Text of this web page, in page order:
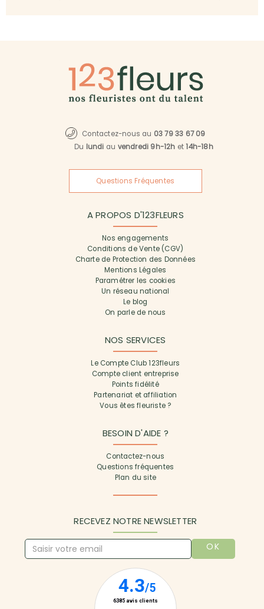
Contactez-nous au 03 79 33 67 09
Du lundi au vendredi 9h-12h et14h-18h
Questions Fréquentes
A PROPOS D'123FLEURS
Nos engagements
Conditions de Vente (CGV)
Charte de Protection des Données
Mentions Légales
Paramétrer les cookies
Un réseau national
Le blog
On parle de nous
NOS SERVICES
Le Compte Club 123fleurs
Compte client entreprise
Points fidélité
Partenariat et affiliation
Vous êtes fleuriste ?
BESOIN D'AIDE ?
Contactez-nous
Questions fréquentes
Plan du site
RECEVEZ NOTRE NEWSLETTER
OK